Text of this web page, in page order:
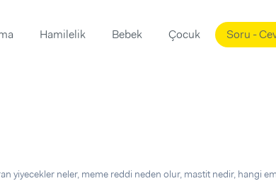
Hamilelik Bebek Çocuk Soru -
yiyecekler neler, meme reddi neden olur, mastit nedir, hangi